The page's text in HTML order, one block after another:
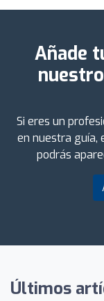
Añade
Si eres un
en nuestra guía,
podrás
Últimos